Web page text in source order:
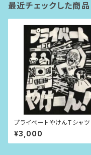
最近チェックした商品
プライベートやけんTシャツ
¥3,000